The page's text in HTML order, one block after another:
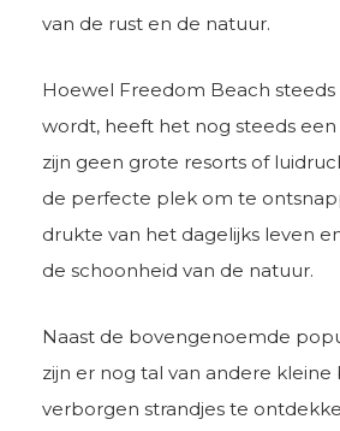
van de rust en de natuur.
Hoewel Freedom Beach
wordt, heeft het nog steeds een
zijn geen grote resorts of
de perfecte plek om te
drukte van het dagelijks leven
de schoonheid van de natuur.
Naast de bovengenoemde
zijn er nog tal van andere kleine
verborgen strandjes te